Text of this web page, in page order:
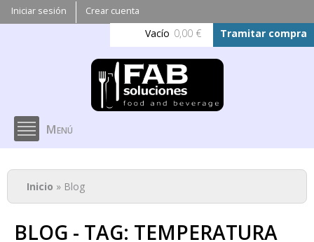
Pasar al
contenido
principal
Iniciar sesión Crear cuenta
Vacío 0,00 € Tramitar compra
Menú
Se encuentra usted aquí
Inicio » Blog
BLOG - TAG: TEMPERATURA